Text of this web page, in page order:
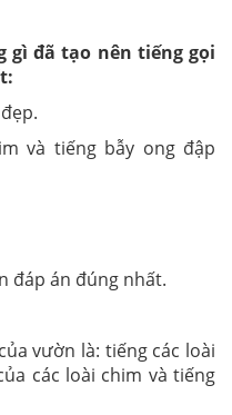
gì đã tạo nên tiếng gọi
và tiếng bẫy ong đập
đáp án đúng nhất.
vườn là: tiếng các loài
các loài chim và tiếng